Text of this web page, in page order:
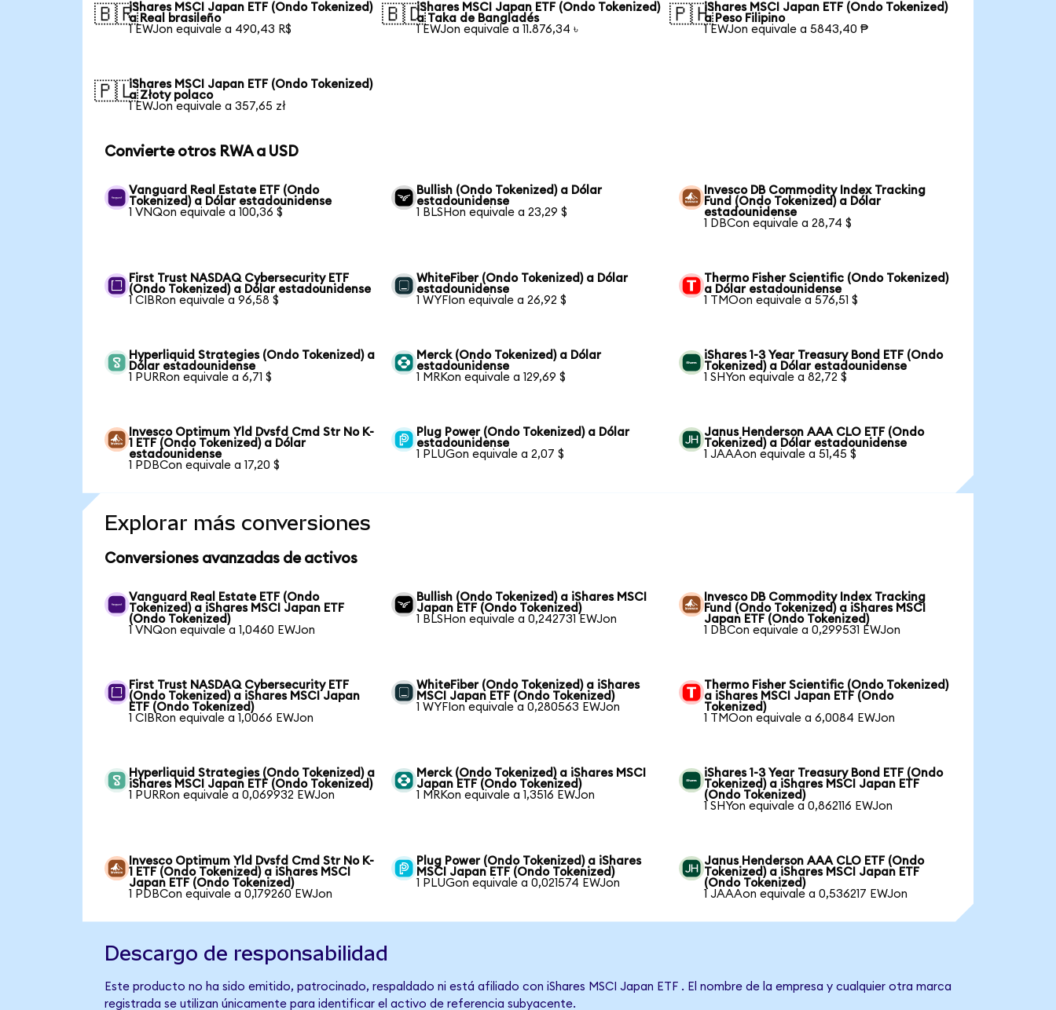
🇧🇷iShares MSCI Japan ETF (Ondo Tokenized)
a Real brasileño
1 EWJon equivale a 490,43 R$
🇧🇩iShares MSCI Japan ETF (Ondo Tokenized)
a Taka de Bangladés
1 EWJon equivale a 11.876,34 ৳
🇵🇭iShares MSCI Japan ETF (Ondo Tokenized)
a Peso Filipino
1 EWJon equivale a 5843,40 ₱
🇵🇱iShares MSCI Japan ETF (Ondo Tokenized)
a Złoty polaco
1 EWJon equivale a 357,65 zł
Convierte otros RWA a USD
Vanguard Real Estate ETF (Ondo
Tokenized) a Dólar estadounidense
1 VNQon equivale a 100,36 $
Bullish (Ondo Tokenized) a Dólar
estadounidense
1 BLSHon equivale a 23,29 $
Invesco DB Commodity Index Tracking
Fund (Ondo Tokenized) a Dólar
estadounidense
1 DBCon equivale a 28,74 $
First Trust NASDAQ Cybersecurity ETF
(Ondo Tokenized) a Dólar estadounidense
1 CIBRon equivale a 96,58 $
WhiteFiber (Ondo Tokenized) a Dólar
estadounidense
1 WYFIon equivale a 26,92 $
Thermo Fisher Scientific (Ondo Tokenized)
a Dólar estadounidense
1 TMOon equivale a 576,51 $
Hyperliquid Strategies (Ondo Tokenized) a
Dólar estadounidense
1 PURRon equivale a 6,71 $
Merck (Ondo Tokenized) a Dólar
estadounidense
1 MRKon equivale a 129,69 $
iShares 1-3 Year Treasury Bond ETF (Ondo
Tokenized) a Dólar estadounidense
1 SHYon equivale a 82,72 $
Invesco Optimum Yld Dvsfd Cmd Str No K-
1 ETF (Ondo Tokenized) a Dólar
estadounidense
1 PDBCon equivale a 17,20 $
Plug Power (Ondo Tokenized) a Dólar
estadounidense
1 PLUGon equivale a 2,07 $
Janus Henderson AAA CLO ETF (Ondo
Tokenized) a Dólar estadounidense
1 JAAAon equivale a 51,45 $
Explorar más conversiones
Conversiones avanzadas de activos
Vanguard Real Estate ETF (Ondo
Tokenized) a iShares MSCI Japan ETF
(Ondo Tokenized)
1 VNQon equivale a 1,0460 EWJon
Bullish (Ondo Tokenized) a iShares MSCI
Japan ETF (Ondo Tokenized)
1 BLSHon equivale a 0,242731 EWJon
Invesco DB Commodity Index Tracking
Fund (Ondo Tokenized) a iShares MSCI
Japan ETF (Ondo Tokenized)
1 DBCon equivale a 0,299531 EWJon
First Trust NASDAQ Cybersecurity ETF
(Ondo Tokenized) a iShares MSCI Japan
ETF (Ondo Tokenized)
1 CIBRon equivale a 1,0066 EWJon
WhiteFiber (Ondo Tokenized) a iShares
MSCI Japan ETF (Ondo Tokenized)
1 WYFIon equivale a 0,280563 EWJon
Thermo Fisher Scientific (Ondo Tokenized)
a iShares MSCI Japan ETF (Ondo
Tokenized)
1 TMOon equivale a 6,0084 EWJon
Hyperliquid Strategies (Ondo Tokenized) a
iShares MSCI Japan ETF (Ondo Tokenized)
1 PURRon equivale a 0,069932 EWJon
Merck (Ondo Tokenized) a iShares MSCI
Japan ETF (Ondo Tokenized)
1 MRKon equivale a 1,3516 EWJon
iShares 1-3 Year Treasury Bond ETF (Ondo
Tokenized) a iShares MSCI Japan ETF
(Ondo Tokenized)
1 SHYon equivale a 0,862116 EWJon
Invesco Optimum Yld Dvsfd Cmd Str No K-
1 ETF (Ondo Tokenized) a iShares MSCI
Japan ETF (Ondo Tokenized)
1 PDBCon equivale a 0,179260 EWJon
Plug Power (Ondo Tokenized) a iShares
MSCI Japan ETF (Ondo Tokenized)
1 PLUGon equivale a 0,021574 EWJon
Janus Henderson AAA CLO ETF (Ondo
Tokenized) a iShares MSCI Japan ETF
(Ondo Tokenized)
1 JAAAon equivale a 0,536217 EWJon
Descargo de responsabilidad
Este producto no ha sido emitido, patrocinado, respaldado ni está afiliado con iShares MSCI Japan ETF . El nombre de la empresa y cualquier otra marca
registrada se utilizan únicamente para identificar el activo de referencia subyacente.